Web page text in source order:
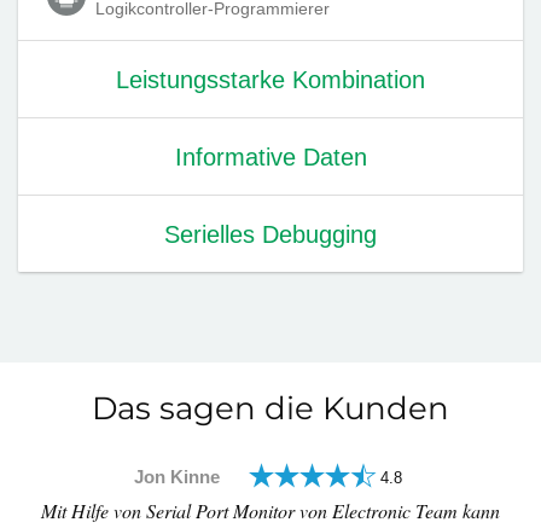
Logikcontroller-Programmierer
Leistungsstarke Kombination
Informative Daten
Serielles Debugging
Das sagen die Kunden
Jon Kinne 4.8
Mit Hilfe von Serial Port Monitor von Electronic Team kann